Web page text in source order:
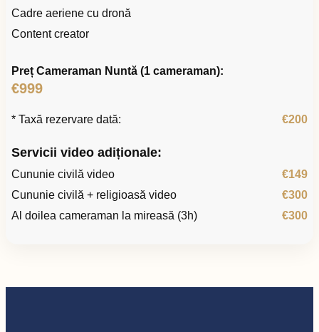
Cadre aeriene cu dronă
Content creator
Preț Cameraman Nuntă (1 cameraman):
€999
* Taxă rezervare dată: €200
Servicii video adiționale:
Cununie civilă video
€149
Cununie civilă + religioasă video
€300
Al doilea cameraman la mireasă (3h)
€300